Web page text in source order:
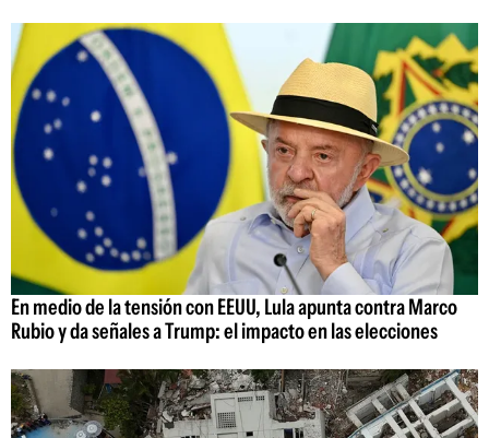
En medio de la tensión con EEUU, Lula apunta contra Marco
Rubio y da señales a Trump: el impacto en las elecciones